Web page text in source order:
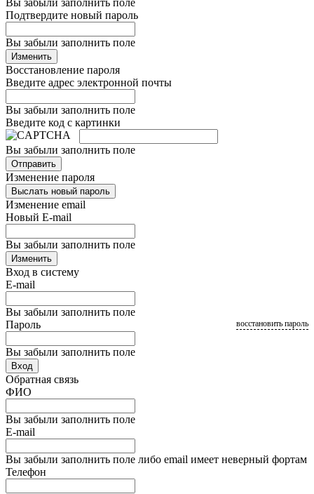
Вы забыли заполнить поле
Подтвердите новый пароль
Вы забыли заполнить поле
Изменить
Восстановление пароля
Введите адрес электронной почты
Вы забыли заполнить поле
Введите код с картинки
Вы забыли заполнить поле
Отправить
Изменение пароля
Выслать новый пароль
Изменение email
Новый E-mail
Вы забыли заполнить поле
Изменить
Вход в систему
E-mail
Вы забыли заполнить поле
Пароль
Вы забыли заполнить поле
восстановить пароль
Вход
Обратная связь
ФИО
Вы забыли заполнить поле
E-mail
Вы забыли заполнить поле либо email имеет неверный фортам
Телефон